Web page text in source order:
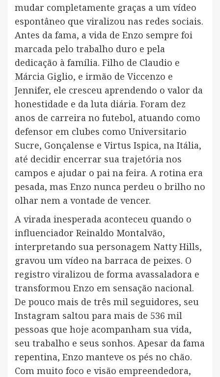
mudar completamente graças a um vídeo
espontâneo que viralizou nas redes sociais.
Antes da fama, a vida de Enzo sempre foi
marcada pelo trabalho duro e pela
dedicação à família. Filho de Claudio e
Márcia Giglio, e irmão de Viccenzo e
Jennifer, ele cresceu aprendendo o valor da
honestidade e da luta diária. Foram dez
anos de carreira no futebol, atuando como
defensor em clubes como Universitario
Sucre, Gonçalense e Virtus Ispica, na Itália,
até decidir encerrar sua trajetória nos
campos e ajudar o pai na feira. A rotina era
pesada, mas Enzo nunca perdeu o brilho no
olhar nem a vontade de vencer.
A virada inesperada aconteceu quando o
influenciador Reinaldo Montalvão,
interpretando sua personagem Natty Hills,
gravou um vídeo na barraca de peixes. O
registro viralizou de forma avassaladora e
transformou Enzo em sensação nacional.
De pouco mais de três mil seguidores, seu
Instagram saltou para mais de 536 mil
pessoas que hoje acompanham sua vida,
seu trabalho e seus sonhos. Apesar da fama
repentina, Enzo manteve os pés no chão.
Com muito foco e visão empreendedora,